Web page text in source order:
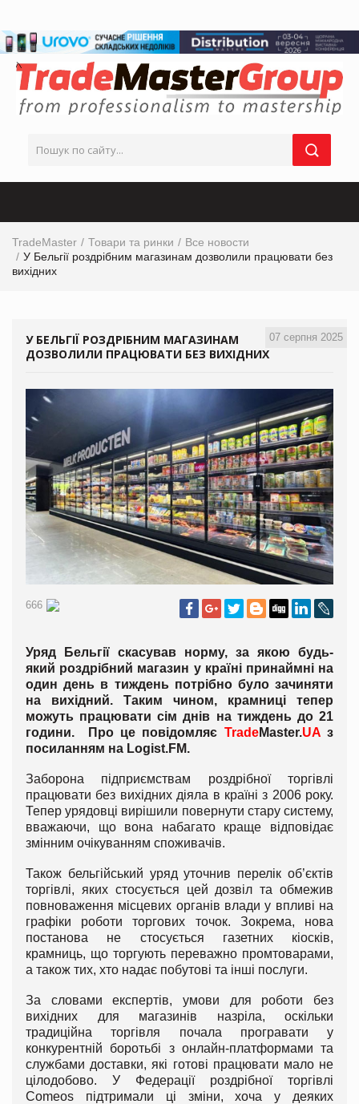
TradeMaster Товари та ринки
Все новости
У Бельгії роздрібним магазинам дозволили працювати без
вихідних
07 серпня 2025
У БЕЛЬГІЇ РОЗДРІБНИМ МАГАЗИНАМ
ДОЗВОЛИЛИ ПРАЦЮВАТИ БЕЗ ВИХІДНИХ
666
Уряд Бельгії скасував норму, за якою будь-
який роздрібний магазин у країні принаймні на
один день в тиждень потрібно було зачиняти
на вихідний. Таким чином, крамниці тепер
можуть працювати сім днів на тиждень до 21
години. Про це повідомляє TradeMaster.UAз
посиланням на Logist.FM.
Заборона підприємствам роздрібної торгівлі
працювати без вихідних діяла в країні з 2006 року.
Тепер урядовці вирішили повернути стару систему,
вважаючи, що вона набагато краще відповідає
змінним очікуванням споживачів.
Також бельгійський уряд уточнив перелік об’єктів
торгівлі, яких стосується цей дозвіл та обмежив
повноваження місцевих органів влади у впливі на
графіки роботи торгових точок. Зокрема, нова
постанова не стосується газетних кіосків,
крамниць, що торгують переважно промтоварами,
а також тих, хто надає побутові та інші послуги.
За словами експертів, умови для роботи без
вихідних для магазинів назріла, оскільки
традиційна торгівля почала програвати у
конкурентній боротьбі з онлайн-платформами та
службами доставки, які готові працювати мало не
цілодобово. У Федерації роздрібної торгівлі
Comeos підтримали ці зміни, хоча у деяких